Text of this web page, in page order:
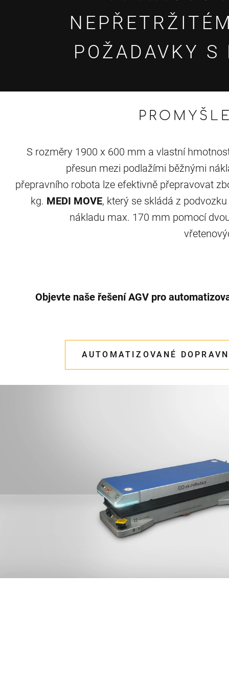
POŽADAVKY
S rozměry 1900 x 600 mm a vlastní
přesun mezi podlažími běžnými
přepravního robota lze efektivně přepravovat
kg. MEDI MOVE, který se skládá z
nákladu max. 170 mm pomocí
Objevte naše řešení AGV pro
AUTOMATIZOVANÉ